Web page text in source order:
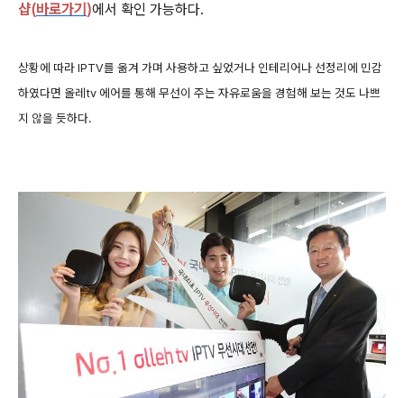
샵(바로가기 )에서 확인 가능하다.
상황에 따라 IPTV를 옮겨 가며 사용하고 싶었거나 인테리어나 선정리에 민감
하였다면 올레tv 에어를 통해 무선이 주는 자유로움을 경험해 보는 것도 나쁘
지 않을 듯하다.